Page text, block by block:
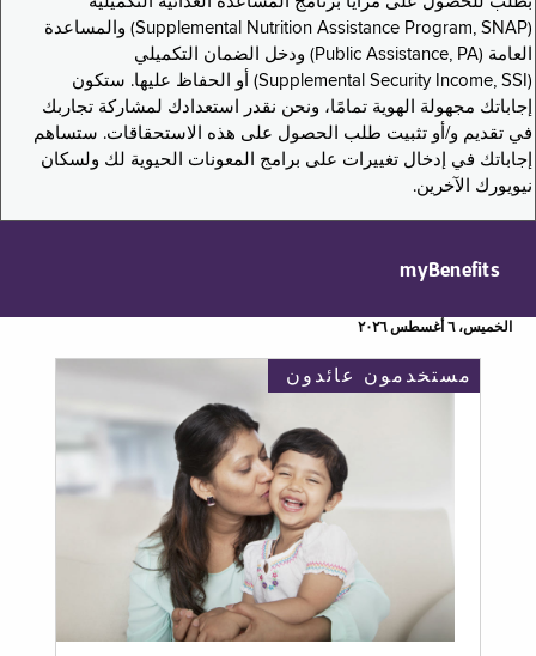
(Supplemental Nutrition Assistance Program, SNAP) والمساعدة
العامة (Public Assistance, PA) ودخل الضمان التكميلي
(Supplemental Security Income, SSI) أو الحفاظ عليها. ستكون
إجاباتك مجهولة الهوية تمامًا، ونحن نقدر استعدادك لمشاركة تجاربك
في تقديم و/أو تثبيت طلب الحصول على هذه الاستحقاقات. ستساهم
إجاباتك في إدخال تغييرات على برامج المعونات الحيوية لك ولسكان
نيويورك الآخرين.
myBenefits
الخميس، ٦ أغسطس ٢٠٢٦
مستخدمون عائدون